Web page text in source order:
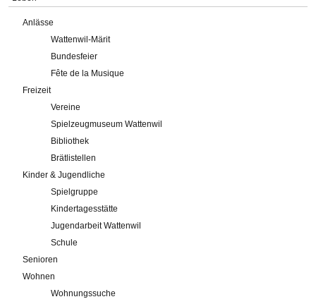
Anlässe
Wattenwil-Märit
Bundesfeier
Fête de la Musique
Freizeit
Vereine
Spielzeugmuseum Wattenwil
Bibliothek
Brätlistellen
Kinder & Jugendliche
Spielgruppe
Kindertagesstätte
Jugendarbeit Wattenwil
Schule
Senioren
Wohnen
Wohnungssuche